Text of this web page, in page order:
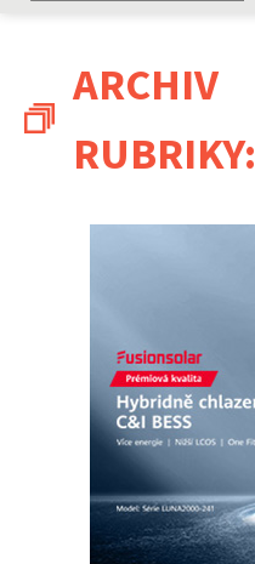
ARCHIV
RUBRIKY: